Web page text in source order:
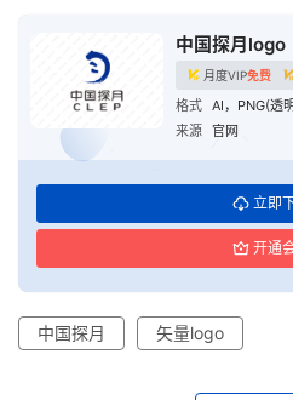
中国探月logo
月度VIP免费
格式 AI，PNG(透
来源 官网
立即
开通
中国探月 矢量logo